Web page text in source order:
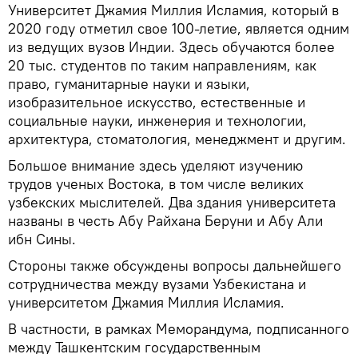
Университет Джамия Миллия Исламия, который в
2020 году отметил свое 100-летие, является одним
из ведущих вузов Индии. Здесь обучаются более
20 тыс. студентов по таким направлениям, как
право, гуманитарные науки и языки,
изобразительное искусство, естественные и
социальные науки, инженерия и технологии,
архитектура, стоматология, менеджмент и другим.
Большое внимание здесь уделяют изучению
трудов ученых Востока, в том числе великих
узбекских мыслителей. Два здания университета
названы в честь Абу Райхана Беруни и Абу Али
ибн Сины.
Стороны также обсуждены вопросы дальнейшего
сотрудничества между вузами Узбекистана и
университетом Джамия Миллия Исламия.
В частности, в рамках Меморандума, подписанного
между Ташкентским государственным